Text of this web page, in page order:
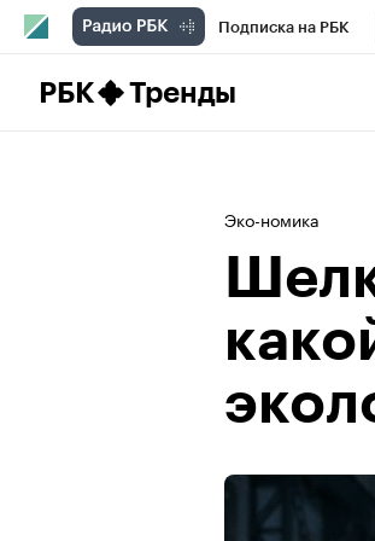
Подписка на РБК
РБК Тренды
Эко-номика